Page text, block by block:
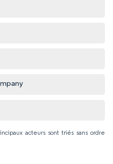
acteurs sont triés sans ordre